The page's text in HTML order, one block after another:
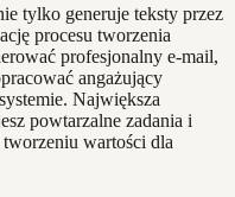
tylko generuje teksty przez
procesu tworzenia
profesjonalny e-mail,
angażujący
Największa
powtarzalne zadania i
wartości dla